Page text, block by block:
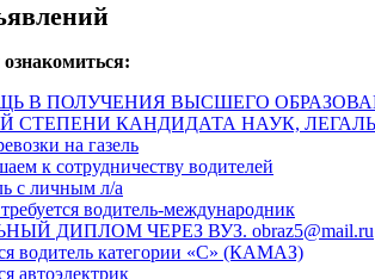
В ПОЛУЧЕНИЯ ВЫСШЕГО
СТЕПЕНИ КАНДИДАТА НАУК,
на газель
к сотрудничеству водителей
с личным л/а
водитель-международник
ДИПЛОМ ЧЕРЕЗ ВУЗ. obraz5@mail.ru
водитель категории «С» (КАМАЗ)
автоэлектрик